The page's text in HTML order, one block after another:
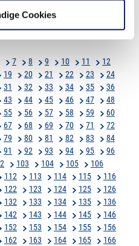
Cookies
2017 Geobasisdaten BKG ... ,
Omniscale 1:15.000 Geförderter
durch die Breitbandkoordination
7 8 9 10 11
12
19 20 21 22 23
24
31 32 33 34 35
36
43 44 45 46 47
48
55 56 57 58 59
60
67 68 69 70 71
72
79 80 81 82 83
84
91 92 93 94 95
96
103 104 105
106
112 113 114 115
116
122 123 124 125
126
132 133 134 135
136
142 143 144 145
146
152 153 154 155
156
162 163 164 165
166